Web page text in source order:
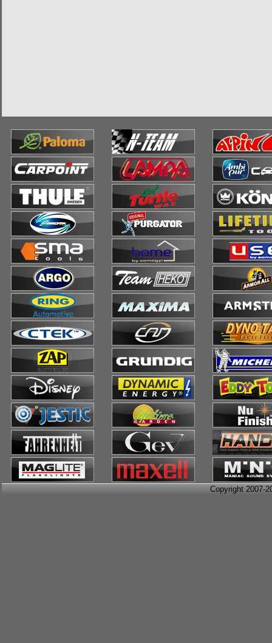
Copyright 2007-